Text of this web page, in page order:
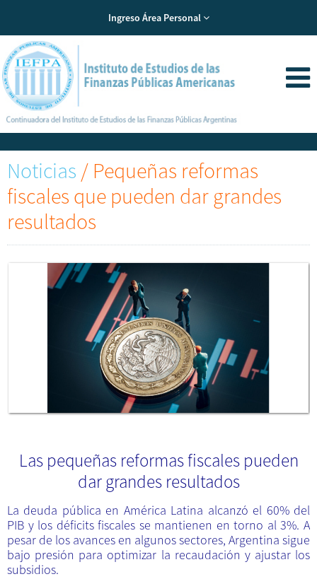
Ingreso Área Personal
Noticias / Pequeñas reformas
fiscales que pueden dar grandes
resultados
Las pequeñas reformas fiscales pueden
dar grandes resultados
La deuda pública en América Latina alcanzó el 60% del
PIB y los déficits fiscales se mantienen en torno al 3%. A
pesar de los avances en algunos sectores, Argentina sigue
bajo presión para optimizar la recaudación y ajustar los
subsidios.